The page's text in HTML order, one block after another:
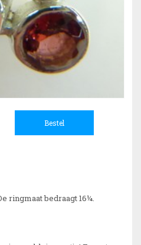
Bestel
ringmaat bedraagt 16¼.